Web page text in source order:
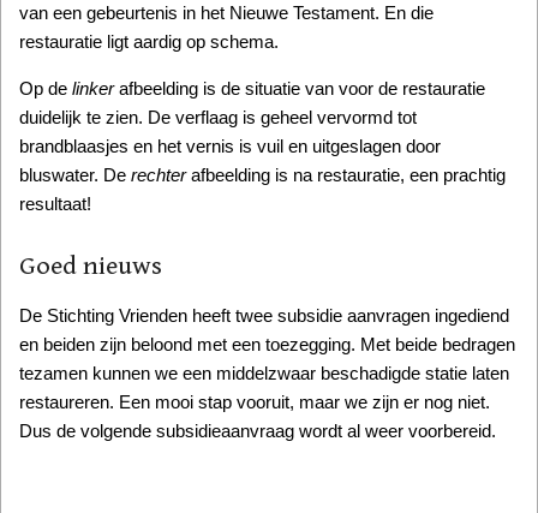
van een gebeurtenis in het Nieuwe Testament. En die
restauratie ligt aardig op schema.
Op de linkerafbeelding is de situatie van voor de restauratie
duidelijk te zien. De verflaag is geheel vervormd tot
brandblaasjes en het vernis is vuil en uitgeslagen door
bluswater. De rechterafbeelding is na restauratie, een prachtig
resultaat!
Goed nieuws
De Stichting Vrienden heeft twee subsidie aanvragen ingediend
en beiden zijn beloond met een toezegging. Met beide bedragen
tezamen kunnen we een middelzwaar beschadigde statie laten
restaureren. Een mooi stap vooruit, maar we zijn er nog niet.
Dus de volgende subsidieaanvraag wordt al weer voorbereid.